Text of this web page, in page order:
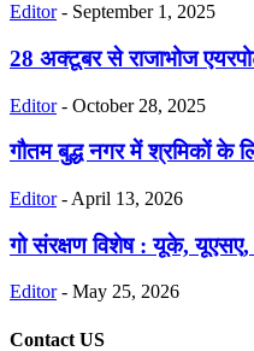
Editor - September 1, 2025
28 अक्टूबर से राजाभोज
Editor - October 28, 2025
गौतम बुद्ध नगर में श्रमिकों के
Editor - April 13, 2026
गो संरक्षण विशेष : यूके,
Editor - May 25, 2026
Contact US